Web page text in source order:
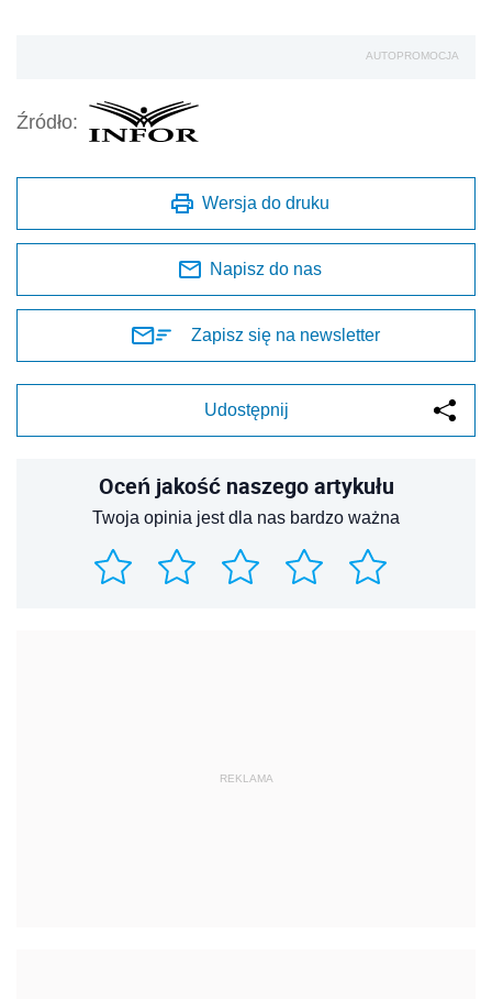
AUTOPROMOCJA
Źródło:
Wersja do druku
Napisz do nas
Zapisz się na newsletter
Udostępnij
Oceń jakość naszego artykułu
Twoja opinia jest dla nas bardzo ważna
REKLAMA